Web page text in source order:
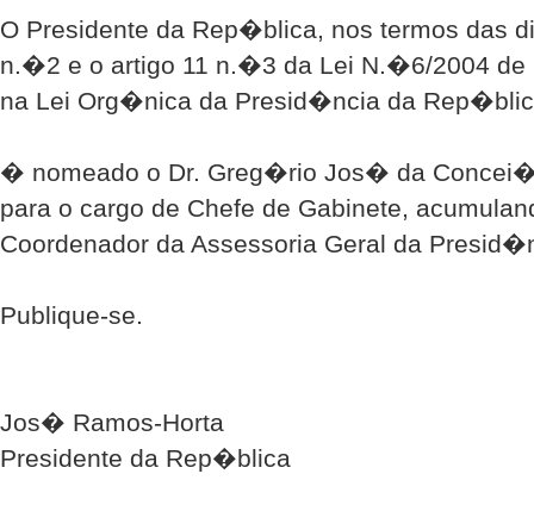
O Presidente da Rep�blica, nos termos das
n.�2 e o artigo 11 n.�3 da Lei N.�6/2004 de
na Lei Org�nica da Presid�ncia da
� nomeado o Dr. Greg�rio Jos� da
para o cargo de Chefe de Gabinete,
Coordenador da Assessoria Geral da
Publique-se.
Jos� Ramos-Horta
Presidente da Rep�blica